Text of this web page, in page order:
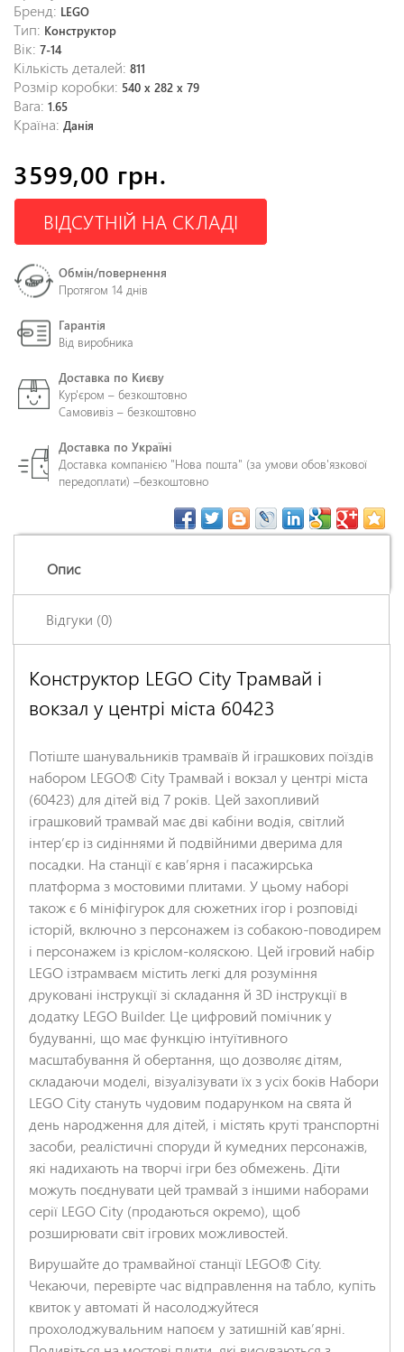
Бренд: LEGO
Тип: Конструктор
Вік: 7-14
Кількість деталей: 811
Розмір коробки: 540 x 282 x 79
Вага: 1.65
Країна: Данія
3599,00 грн.
ВІДСУТНІЙ НА СКЛАДІ
Обмін/повернення
Протягом 14 днів
Гарантія
Від виробника
Доставка по Києву
Кур'єром – безкоштовно
Самовивіз – безкоштовно
Доставка по Україні
Доставка компанією "Нова пошта" (за умови обов'язкової
передоплати) –безкоштовно
Опис
Відгуки (0)
Конструктор LEGO City Трамвай і
вокзал у центрі міста 60423
Потіште шанувальників трамваїв й іграшкових поїздів
набором LEGO® City Трамвай і вокзал у центрі міста
(60423) для дітей від 7 років. Цей захопливий
іграшковий трамвай має дві кабіни водія, світлий
інтерʼєр із сидіннями й подвійними дверима для
посадки. На станції є кавʼярня і пасажирська
платформа з мостовими плитами. У цьому наборі
також є 6 мініфігурок для сюжетних ігор і розповіді
історій, включно з персонажем із собакою-поводирем
і персонажем із кріслом-коляскою. Цей ігровий набір
LEGO ізтрамваєм містить легкі для розуміння
друковані інструкції зі складання й 3D інструкції в
додатку LEGO Builder. Це цифровий помічник у
будуванні, що має функцію інтуїтивного
масштабування й обертання, що дозволяє дітям,
складаючи моделі, візуалізувати їх з усіх боків Набори
LEGO City стануть чудовим подарунком на свята й
день народження для дітей, і містять круті транспортні
засоби, реалістичні споруди й кумедних персонажів,
які надихають на творчі ігри без обмежень. Діти
можуть поєднувати цей трамвай з іншими наборами
серії LEGO City (продаються окремо), щоб
розширювати світ ігрових можливостей.
Вирушайте до трамвайної станції LEGO® City.
Чекаючи, перевірте час відправлення на табло, купіть
квиток у автоматі й насолоджуйтеся
прохолоджувальним напоєм у затишній кавʼярні.
Залишіть відгук про цей товар першими
*
Ім'я
*
Заголовок відгуку
*
Відгук
НАДІСЛАТИ ВІДГУК